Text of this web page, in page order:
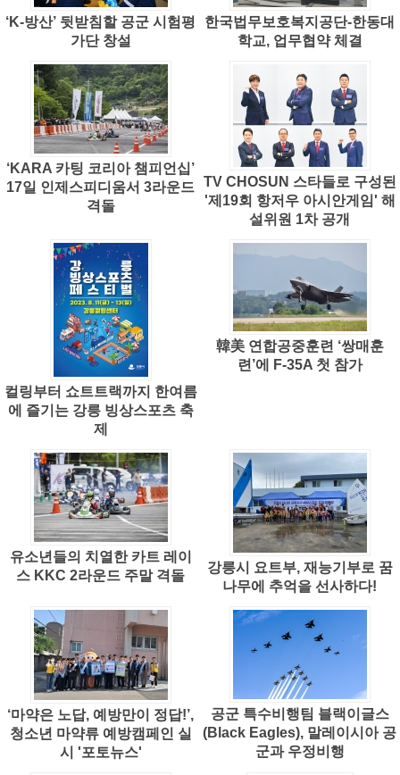
‘K-방산’ 뒷받침할 공군 시험평
가단 창설
한국법무보호복지공단-한동대
학교, 업무협약 체결
‘KARA 카팅 코리아 챔피언십’
17일 인제스피디움서 3라운드
격돌
TV CHOSUN 스타들로 구성된
'제19회 항저우 아시안게임' 해
설위원 1차 공개
컬링부터 쇼트트랙까지 한여름
에 즐기는 강릉 빙상스포츠 축
제
韓美 연합공중훈련 ‘쌍매훈
련’에 F-35A 첫 참가
유소년들의 치열한 카트 레이
스 KKC 2라운드 주말 격돌
강릉시 요트부, 재능기부로 꿈
나무에 추억을 선사하다!
‘마약은 노답, 예방만이 정답!’,
청소년 마약류 예방캠페인 실
시 '포토뉴스'
공군 특수비행팀 블랙이글스
(Black Eagles), 말레이시아 공
군과 우정비행